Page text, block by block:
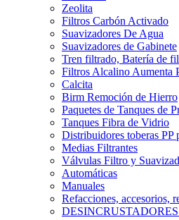
Zeolita
Filtros Carbón Activado
Suavizadores De Agua
Suavizadores de Gabinete
Tren filtrado, Batería de
Filtros Alcalino Aumenta
Calcita
Birm Remoción de Hierro
Paquetes de Tanques de
Tanques Fibra de Vidrio
Distribuidores toberas PP
Medias Filtrantes
Válvulas Filtro y
Automáticas
Manuales
Refacciones, accesorios,